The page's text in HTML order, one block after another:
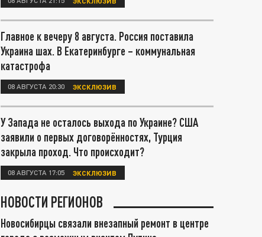
Главное к вечеру 8 августа. Россия поставила
Украина шах. В Екатеринбурге – коммунальная
катастрофа
08 АВГУСТА 20:30 ЭКСКЛЮЗИВ
У Запада не осталось выхода по Украине? США
заявили о первых договорённостях, Турция
закрыла проход. Что происходит?
08 АВГУСТА 17:05 ЭКСКЛЮЗИВ
НОВОСТИ РЕГИОНОВ
Новосибирцы связали внезапный ремонт в центре